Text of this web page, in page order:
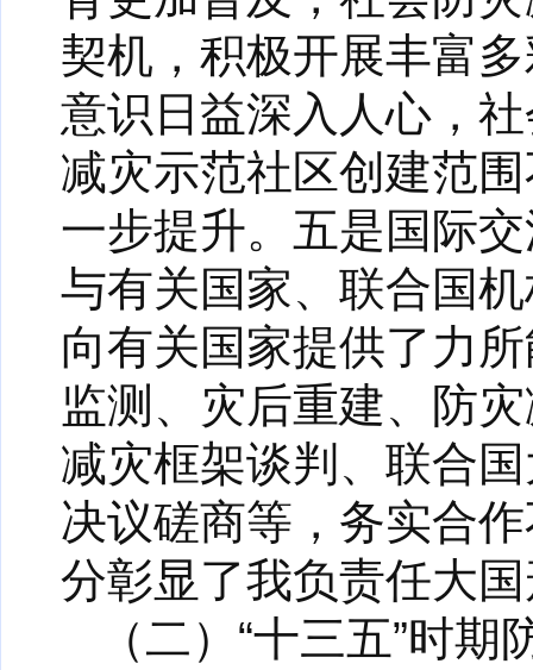
契机，积极开展丰富
意识日益深入人心，
减灾示范社区创建范
一步提升。五是国际
与有关国家、联合国
向有关国家提供了力
监测、灾后重建、防
减灾框架谈判、联合
决议磋商等，务实合
分彰显了我负责任大
（二）“十三五”时